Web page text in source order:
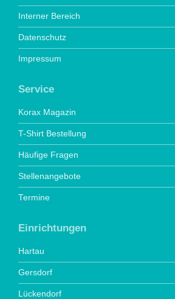
Interner Bereich
Datenschutz
Impressum
Service
Korax Magazin
T-Shirt Bestellung
Häufige Fragen
Stellenangebote
Termine
Einrichtungen
Hartau
Gersdorf
Lückendorf